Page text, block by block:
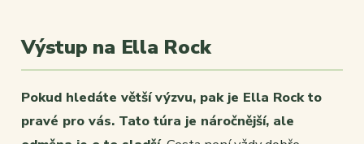
Výstup na Ella Rock
Pokud hledáte větší výzvu, pak je Ella Rock to
pravé pro vás. Tato túra je náročnější, ale